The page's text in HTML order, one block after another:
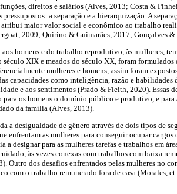
direitos e salários (Alves, 2013; Costa &
a separação e a hierarquização. A
maior valor social e econômico ao trabalho
2009; Quirino & Guimarães, 2017; Gonçalves &
homens e do trabalho reprodutivo, às mulheres,
XIX e meados do século XX, foram formulados
mulheres e homens, assim foram
capacidades como inteligência, razão e habilidades
e aos sentimentos (Prado & Fleith, 2020). Essas
para os homens o domínio público e produtivo, e
da família (Alves, 2013).
a desigualdade de gênero através de dois tipos de
enfrentam as mulheres para conseguir ocupar
a designar para as mulheres tarefas e trabalhos em
às vezes conexas com trabalhos com baixa
Outro dos desafios enfrentados pelas mulheres no
com o trabalho remunerado fora de casa (Morales,